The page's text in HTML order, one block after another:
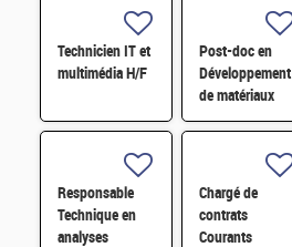
et conseiller.e
en
radioprotection
Technicien IT et
multimédia H/F
Post-doc en
Développement
de matériaux
dérivés de
fonctionnalisé
par des
composés redox
H/F
Responsable
Technique en
analyses
Chargé de
contrats
Courants